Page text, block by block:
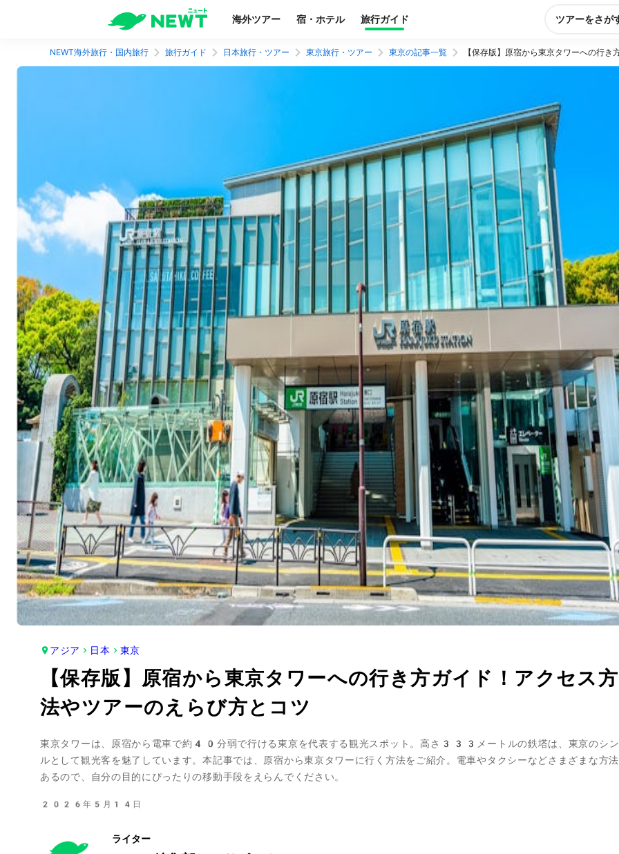
海外ツアー 宿・ホテル 旅行ガイド ツアーをさが
NEWT海外旅行・国内旅行 旅行ガイド 日本旅行・ツアー 東京旅行・ツアー 東京の記事一覧 【保存版】原宿から東京タワーへの行
アジア 日本 東京
【保存版】原宿から東京タワーへの行き方ガイド！アクセス方
法やツアーのえらび方とコツ
東京タワーは、原宿から電車で約40分弱で行ける東京を代表する観光スポット。高さ333メートルの鉄塔は、東京のシ
ルとして観光客を魅了しています。本記事では、原宿から東京タワーに行く方法をご紹介。電車やタクシーなどさまざまな方
あるので、自分の目的にぴったりの移動手段をえらんでください。
2026年5月14日
ライター